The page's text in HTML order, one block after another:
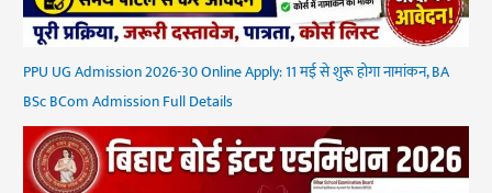
PPU UG Admission 2026-30 Online Apply: 11 मई से शुरू होगा नामांकन, BA
BSc BCom Admission Full Details